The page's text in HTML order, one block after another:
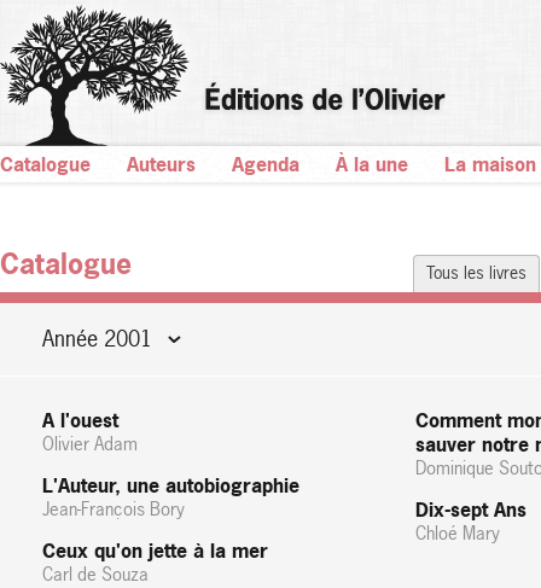
Catalogue Auteurs Agenda À la une La maison
Tous les livres
Catalogue
Année 2001
A l'ouest
Olivier Adam
L'Auteur, une autobiographie
Jean-François Bory
Ceux qu'on jette à la mer
Carl de Souza
Comment
sauver notre
Dominique
Dix-sept Ans
Chloé Mary